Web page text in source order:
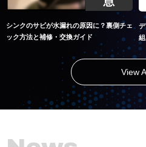
シンクのサビが水漏れの原因に？裏側チェ
ック方法と補修・交換ガイド
View